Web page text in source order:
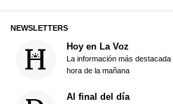
NEWSLETTERS
Hoy en La Voz
La información más
hora de la mañana
Al final del día